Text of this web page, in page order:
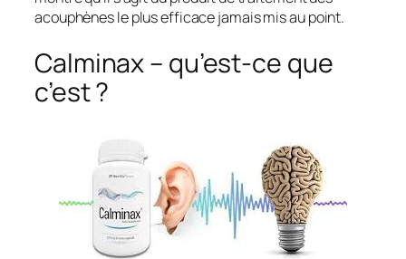
acouphènes le plus efficace jamais mis au point.
Calminax – qu’est-ce que
c’est ?